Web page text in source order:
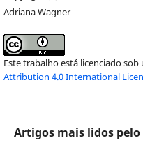
Adriana Wagner
Este trabalho está licenciado sob
Attribution 4.0 International
Artigos mais lidos